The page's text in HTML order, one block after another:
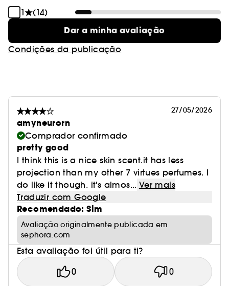
1 (14)
Dar a minha avaliação
Condições da publicação
27/05/2026
amyneurorn
Comprador confirmado
pretty good
I think this is a nice skin scent.it has less
projection than my other 7 virtues perfumes. I
do like it though. it's almos... Ver mais
Traduzir com Google
Recomendado: Sim
Avaliação originalmente publicada em
sephora.com
Esta avaliação foi útil para ti?
0 0